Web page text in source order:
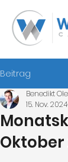
Beitrag
Oktober
Benedikt
15. Nov. 2024